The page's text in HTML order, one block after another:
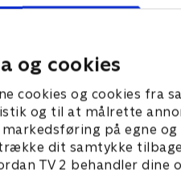
og cookies
cookies og cookies fra
og til at målrette
på egne
dit samtykke tilbage
TV 2 behandler dine
S3:E2 • Gaming i slik med